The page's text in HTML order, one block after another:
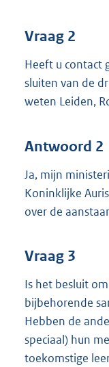
Vraag 2
Heeft u contact
sluiten van de
weten Leiden,
Antwoord 2
Ja, mijn
Koninklijke
over de
Vraag 3
Is het besluit
bijbehorende
Hebben de
speciaal) hun
toekomstige